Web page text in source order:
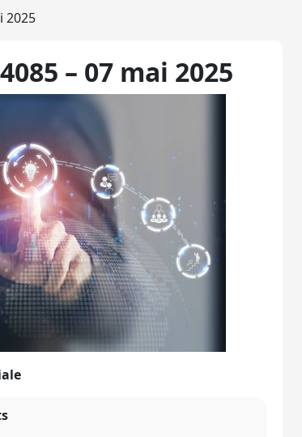
2025
– 07 mai 2025